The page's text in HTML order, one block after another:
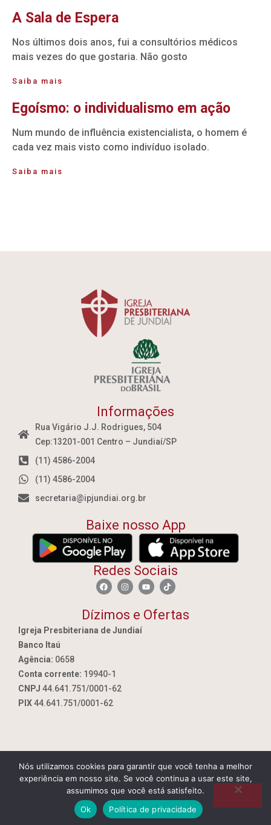
A Sala de Espera
Nos últimos dois anos, fui a consultórios médicos
mais vezes do que gostaria. Não gosto
Saiba mais
Egoísmo: o individualismo em ação
Num mundo de influência existencialista, o homem é
cada vez mais visto como indivíduo isolado.
Saiba mais
Informações
Rua Vigário J.J. Rodrigues, 504
Cep:13201-001 Centro – Jundiaí/SP
(11) 4586-2004
(11) 4586-2004
secretaria@ipjundiai.org.br
Baixe nosso App
Redes Sociais
Dízimos e Ofertas
Igreja Presbiteriana de Jundiaí
Banco Itaú
Agência: 0658
Conta corrente: 19940-1
CNPJ 44.641.751/0001-62
PIX44.641.751/0001-62
By Jundiai.tec.br
Nós utilizamos cookies para garantir que você tenha a melhor
experiência em nosso site. Se você continua a usar este site,
assumimos que você está satisfeito.
Ok
Política de privacidade